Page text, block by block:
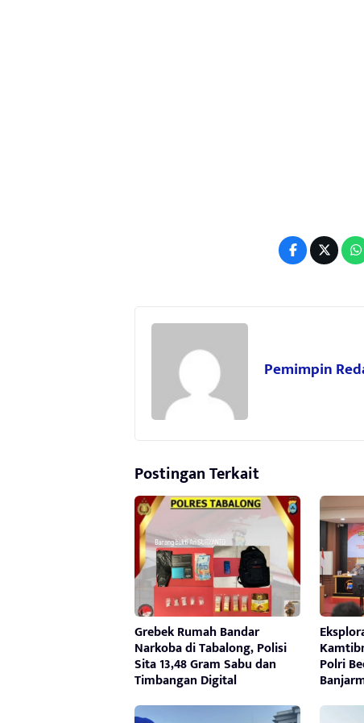
Pemimpin
Postingan Terkait
Grebek Rumah Bandar
Narkoba di Tabalong, Polisi
Sita 13,48 Gram Sabu dan
Timbangan Digital
Polri